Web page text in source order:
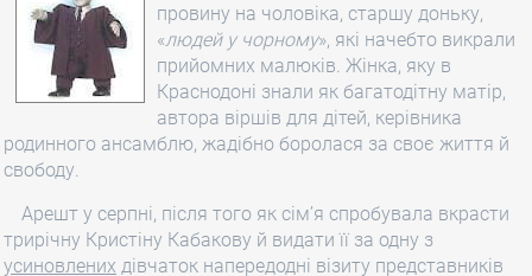
провину на чоловіка, старшу доньку,
«людей у чорному», які начебто викрали
прийомних малюків. Жінка, яку в
Краснодоні знали як багатодітну матір,
автора віршів для дітей, керівника
родинного ансамблю, жадібно боролася за своє життя й
свободу.
Арешт у серпні, після того як сім’я спробувала вкрасти
трирічну Кристіну Кабакову й видати її за одну з
усиновлених дівчаток напередодні візиту представників